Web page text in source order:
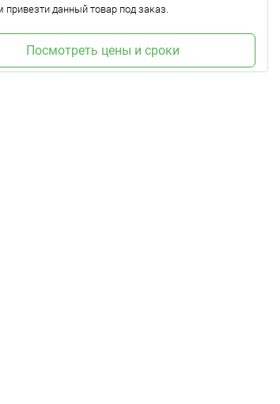
данный товар под заказ.
Посмотреть цены и сроки